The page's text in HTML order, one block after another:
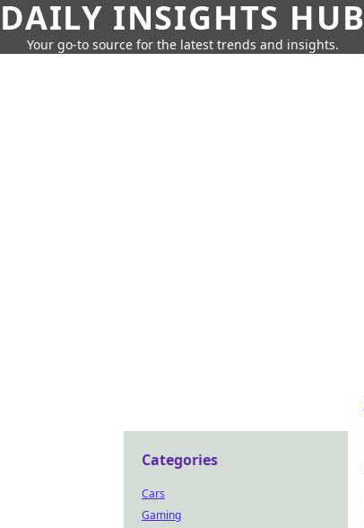
DAILY INSIGHTS HUB
Your go-to source for the latest trends and insights.
Categories
Cars
Gaming